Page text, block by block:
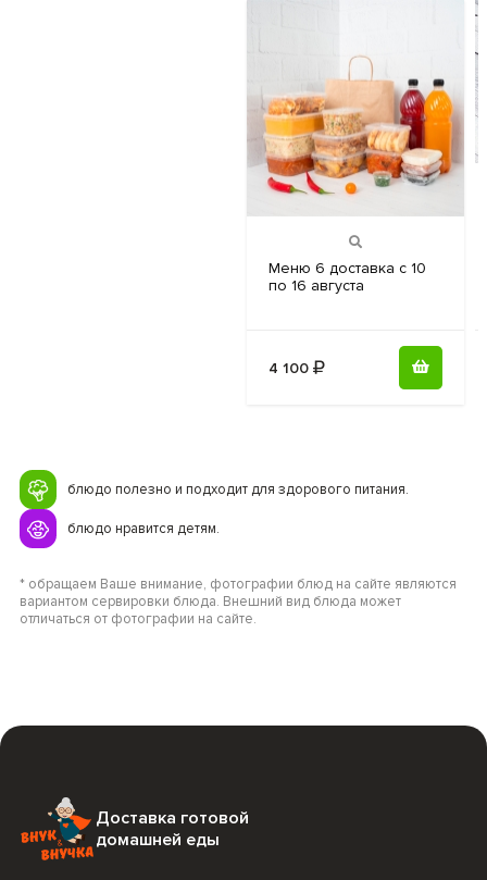
Меню 6 доставка с 10
по 16 августа
4 100
блюдо полезно и подходит для здорового питания.
блюдо нравится детям.
* обращаем Ваше внимание, фотографии блюд на сайте являются
вариантом сервировки блюда. Внешний вид блюда может
отличаться от фотографии на сайте.
Доставка готовой
домашней еды